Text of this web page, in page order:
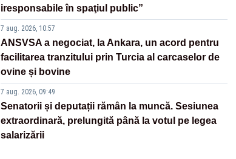
iresponsabile în spaţiul public”
7 aug. 2026, 10:57
ANSVSA a negociat, la Ankara, un acord pentru
facilitarea tranzitului prin Turcia al carcaselor de
ovine și bovine
7 aug. 2026, 09:49
Senatorii și deputații rămân la muncă. Sesiunea
extraordinară, prelungită până la votul pe legea
salarizării